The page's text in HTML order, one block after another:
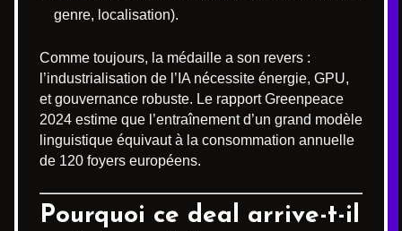
genre, localisation).
Comme toujours, la médaille a son revers :
l’industrialisation de l’IA nécessite énergie, GPU,
et gouvernance robuste. Le rapport Greenpeace
2024 estime que l’entraînement d’un grand modèle
linguistique équivaut à la consommation annuelle
de 120 foyers européens.
Pourquoi ce deal arrive-t-il